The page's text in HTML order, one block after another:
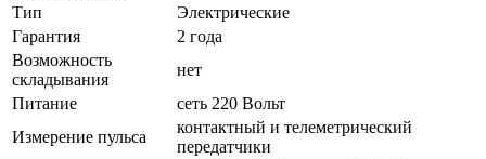
Тип
Электрические
Гарантия
2 года
Возможность
складывания
нет
Питание
сеть 220 Вольт
Измерение пульса
контактный и телеметрический
передатчики